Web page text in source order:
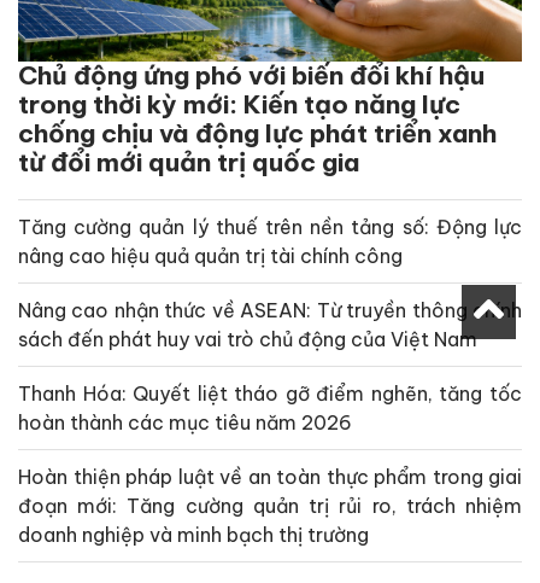
Chủ động ứng phó với biến đổi khí hậu
trong thời kỳ mới: Kiến tạo năng lực
chống chịu và động lực phát triển xanh
từ đổi mới quản trị quốc gia
Tăng cường quản lý thuế trên nền tảng số: Động lực
nâng cao hiệu quả quản trị tài chính công
Nâng cao nhận thức về ASEAN: Từ truyền thông chính
sách đến phát huy vai trò chủ động của Việt Nam
Thanh Hóa: Quyết liệt tháo gỡ điểm nghẽn, tăng tốc
hoàn thành các mục tiêu năm 2026
Hoàn thiện pháp luật về an toàn thực phẩm trong giai
đoạn mới: Tăng cường quản trị rủi ro, trách nhiệm
doanh nghiệp và minh bạch thị trường